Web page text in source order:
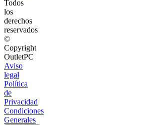
Todos
los
derechos
reservados
©
Copyright
OutletPC
Aviso
legal
Política
de
Privacidad
Condiciones
Generales